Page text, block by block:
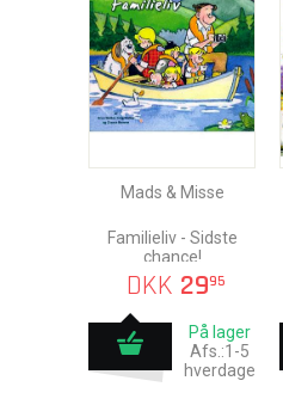
Mads & Misse
Familieliv - Sidste
chance!
DKK 2995
På lager
Afs.:1-5
hverdage